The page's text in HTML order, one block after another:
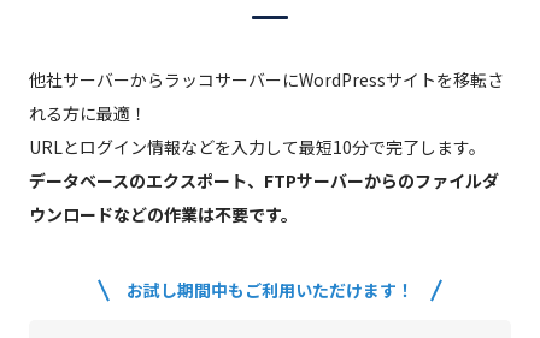
他社サーバーからラッコサーバーにWordPressサイトを移転さ
れる方に最適！
URLとログイン情報などを入力して最短10分で完了します。
データベースのエクスポート、FTPサーバーからのファイルダ
ウンロードなどの作業は不要です。
お試し期間中もご利用いただけます！